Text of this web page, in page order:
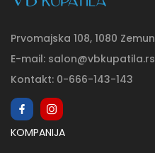
Prvomajska 108, 1080 Zemun
E-mail: salon@vbkupatila.rs
Kontakt: 0-666-143-143
KOMPANIJA